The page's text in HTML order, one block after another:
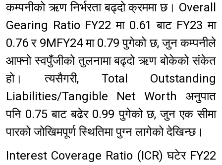
कम्पनीको ऋण निर्भरता बढ्दो क्रममा छ। Overall
Gearing Ratio FY22 मा 0.61 बाट FY23 मा
0.76 र 9MFY24 मा 0.79 पुगेको छ, जुन कम्पनीले
आफ्नो स्वपुँजीको तुलनामा बढ्दो ऋण बोकेको संकेत
हो। त्यसैगरी, Total Outstanding
Liabilities/Tangible Net Worth अनुपात
पनि 0.75 बाट बढेर 0.99 पुगेको छ, जुन एक सीमा
पारको जोखिमपूर्ण स्थितिमा पुग्न लागेको देखिन्छ।
Interest Coverage Ratio (ICR) घटेर FY22